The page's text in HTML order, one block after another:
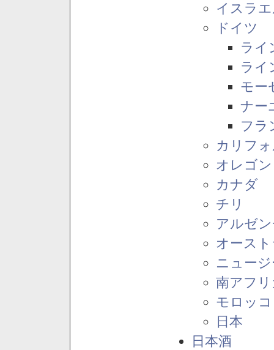
イスラ
ドイツ
ライ
ライ
モー
ナー
フラ
カリフ
オレゴ
カナダ
チリ
アルゼ
オース
ニュー
南アフ
モロッコ
日本
日本酒